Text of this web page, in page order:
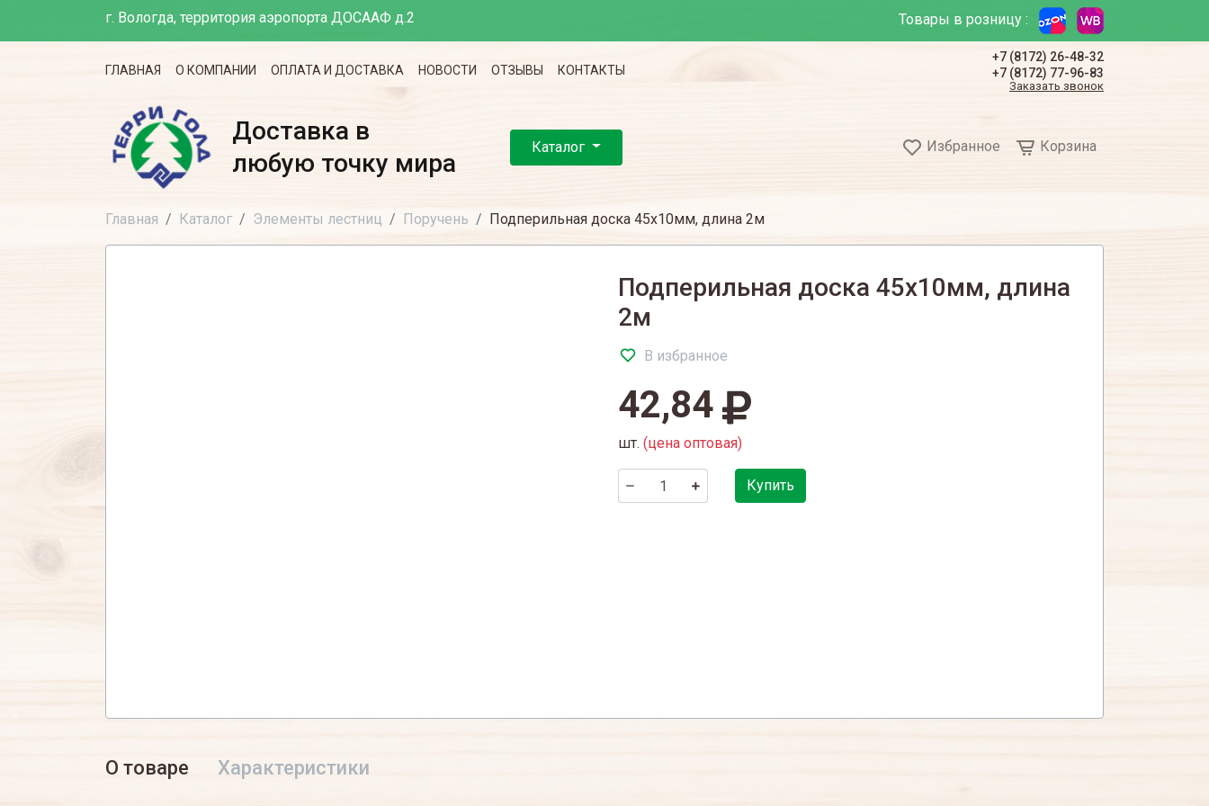
г. Вологда, территория аэропорта ДОСААФ д.2 Товары в розницу :
ГЛАВНАЯ О КОМПАНИИ ОПЛАТА И ДОСТАВКА НОВОСТИ ОТЗЫВЫ КОНТАКТЫ
+7 (8172) 26-48-32
+7 (8172) 77-96-83
Заказать звонок
Доставка в
любую точку мира
Избранное Корзина
Каталог
Главная Каталог Элементы лестниц Поручень Подперильная доска 45х10мм, длина 2м
Подперильная доска 45х10мм, длина
2м
В избранное
42,84
шт. (цена оптовая)
Купить
О товаре Характеристики